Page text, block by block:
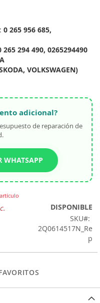
0 265 956 685,
265 294 490, 0265294490
VOLKSWAGEN)
adicional?
de reparación de
WHATSAPP
DISPONIBLE
SKU
2Q0614517N_Re
p